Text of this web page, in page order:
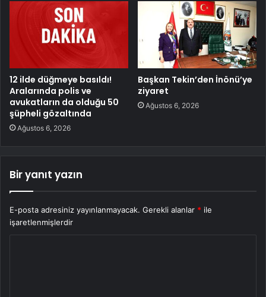
12 ilde düğmeye basıldı!
Aralarında polis ve
avukatların da olduğu 50
şüpheli gözaltında
Ağustos 6, 2026
Başkan Tekin’den İnönü’ye
ziyaret
Ağustos 6, 2026
Bir yanıt yazın
E-posta adresiniz yayınlanmayacak. Gerekli alanlar * ile
işaretlenmişlerdir